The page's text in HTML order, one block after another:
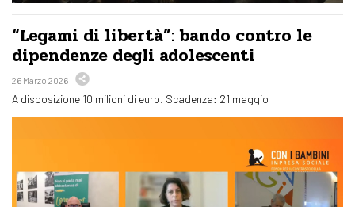
“Legami di libertà”: bando contro le
dipendenze degli adolescenti
26 Marzo 2026
A disposizione 10 milioni di euro. Scadenza: 21 maggio